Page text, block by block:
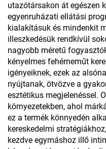
utazótársakon át egészen
egyenruházati ellátási
kialakításuk és mindenkit
illeszkedésük rendkívül
nagyobb méretű
kényelmes fehérneműt
igényeiknek, ezek az
nyújtanak, ötvözve a
esztétikus megjelenéssel.
környezetekben, ahol
ez a termék könnyedén
kereskedelmi
kezdve egymáshoz illő